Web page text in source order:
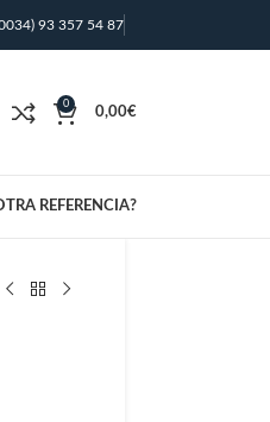
93 357 54 87
0
0,00€
REFERENCIA?